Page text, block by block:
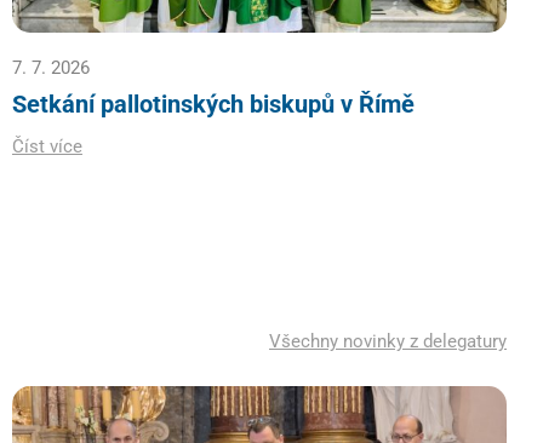
7. 7. 2026
Setkání pallotinských biskupů v Římě
Číst více
Všechny novinky z delegatury